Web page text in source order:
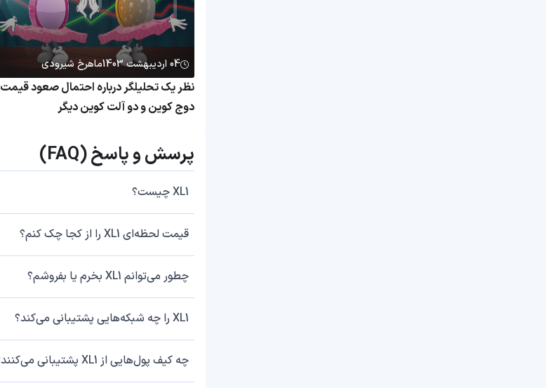
04 اردیبهشت 1403 ماهرخ شیرودی
نظر یک تحلیلگر درباره احتمال صعود قیمت
دوج کوین و دو آلت کوین دیگر
پرسش و پاسخ (FAQ)
XL1 چیست؟
قیمت لحظه‌ای XL1 را از کجا چک کنم؟
چطور می‌توانم XL1 بخرم یا بفروشم؟
XL1 را چه شبکه‌هایی پشتیبانی می‌کند؟
چه کیف پول‌هایی از XL1 پشتیبانی می‌کنند؟